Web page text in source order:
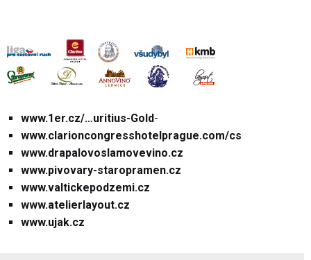
www.1er.cz/…uritius-Gold-
www.clarioncongresshotelprague.com/cs
www.drapalovoslamovevino.cz
www.pivovary-staropramen.cz
www.valtickepodzemi.cz
www.atelierlayout.cz
www.ujak.cz